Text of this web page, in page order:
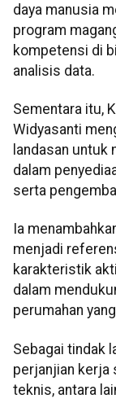
daya manusia
program
kompetensi di
analisis data.
Sementara itu,
Widyasanti
landasan
dalam
serta
Ia
menjadi
karakteristik
dalam
perumahan
Sebagai tindak
perjanjian kerja
teknis, antara